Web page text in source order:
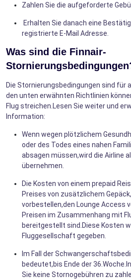
Zahlen Sie die aufgeforderte
Erhalten Sie danach eine
registrierte E-Mail Adresse.
Was sind die Finnair-
Die Stornierungsbedingungen sind für
den unten erwähnten Richtlinien
Flug streichen.Lesen Sie weiter und
Information:
Wenn wegen plötzlichem
oder des Todes eines nahen
absagen müssen,wird die Airline
übernehmen.
Die Kosten von einem prepaid
Preises von zusätzlichem
vorbestellen,den Lounge Access
Preisen im Zusammenhang mit
bereitgestellt sind.Diese Kosten
Fluggesellschaft gegeben.
Im Fall der
bedeutet,bis Ende der
Sie keine Stornogebühren zu